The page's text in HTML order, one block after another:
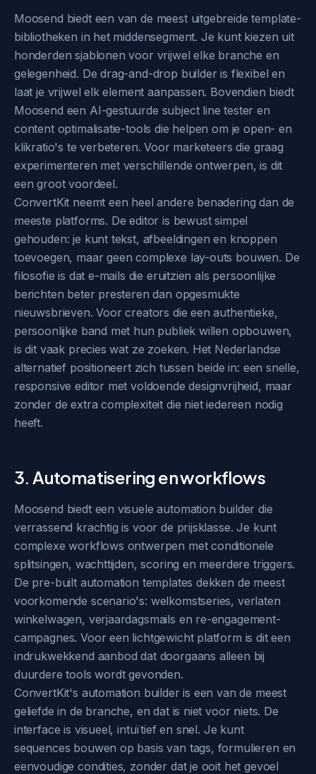
Moosend biedt een van de meest uitgebreide template-
bibliotheken in het middensegment. Je kunt kiezen uit
honderden sjablonen voor vrijwel elke branche en
gelegenheid. De drag-and-drop builder is flexibel en
laat je vrijwel elk element aanpassen. Bovendien biedt
Moosend een AI-gestuurde subject line tester en
content optimalisatie-tools die helpen om je open- en
klikratio's te verbeteren. Voor marketeers die graag
experimenteren met verschillende ontwerpen, is dit
een groot voordeel.
ConvertKit neemt een heel andere benadering dan de
meeste platforms. De editor is bewust simpel
gehouden: je kunt tekst, afbeeldingen en knoppen
toevoegen, maar geen complexe lay-outs bouwen. De
filosofie is dat e-mails die eruitzien als persoonlijke
berichten beter presteren dan opgesmukte
nieuwsbrieven. Voor creators die een authentieke,
persoonlijke band met hun publiek willen opbouwen,
is dit vaak precies wat ze zoeken. Het Nederlandse
alternatief positioneert zich tussen beide in: een snelle,
responsive editor met voldoende designvrijheid, maar
zonder de extra complexiteit die niet iedereen nodig
heeft.
3. Automatisering en workflows
Moosend biedt een visuele automation builder die
verrassend krachtig is voor de prijsklasse. Je kunt
complexe workflows ontwerpen met conditionele
splitsingen, wachttijden, scoring en meerdere triggers.
De pre-built automation templates dekken de meest
voorkomende scenario's: welkomstseries, verlaten
winkelwagen, verjaardagsmails en re-engagement-
campagnes. Voor een lichtgewicht platform is dit een
indrukwekkend aanbod dat doorgaans alleen bij
duurdere tools wordt gevonden.
ConvertKit's automation builder is een van de meest
geliefde in de branche, en dat is niet voor niets. De
interface is visueel, intuïtief en snel. Je kunt
sequences bouwen op basis van tags, formulieren en
eenvoudige condities, zonder dat je ooit het gevoel